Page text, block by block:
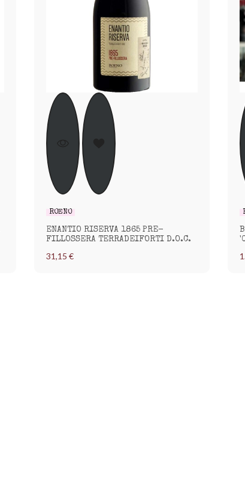
ROENO
ENANTIO RISERVA 1865 PRE-
FILLOSSERA TERRADEIFORTI D.O.C.
31,15 €